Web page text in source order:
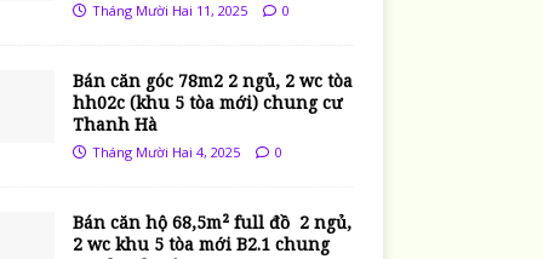
Tháng Mười Hai 11, 2025 0
Bán căn góc 78m2 2 ngủ, 2 wc tòa
hh02c (khu 5 tòa mới) chung cư
Thanh Hà
Tháng Mười Hai 4, 2025 0
Bán căn hộ 68,5m² full đồ 2 ngủ,
2 wc khu 5 tòa mới B2.1 chung